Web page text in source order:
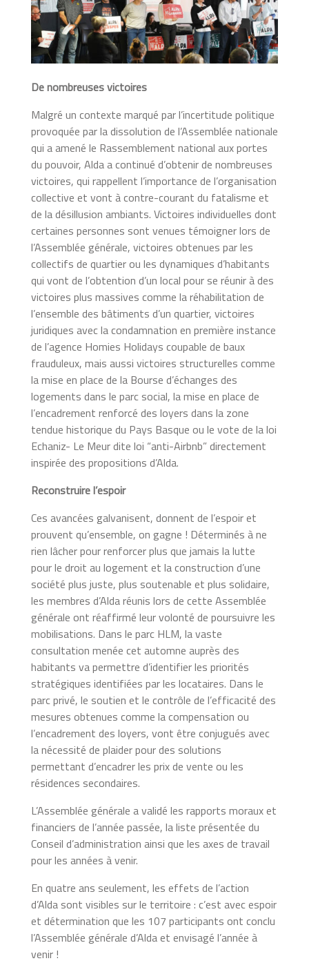
De nombreuses victoires
Malgré un contexte marqué par l’incertitude politique
provoquée par la dissolution de l’Assemblée nationale
qui a amené le Rassemblement national aux portes
du pouvoir, Alda a continué d’obtenir de nombreuses
victoires, qui rappellent l’importance de l’organisation
collective et vont à contre-courant du fatalisme et
de la désillusion ambiants. Victoires individuelles dont
certaines personnes sont venues témoigner lors de
l’Assemblée générale, victoires obtenues par les
collectifs de quartier ou les dynamiques d’habitants
qui vont de l’obtention d’un local pour se réunir à des
victoires plus massives comme la réhabilitation de
l’ensemble des bâtiments d’un quartier, victoires
juridiques avec la condamnation en première instance
de l’agence Homies Holidays coupable de baux
frauduleux, mais aussi victoires structurelles comme
la mise en place de la Bourse d’échanges des
logements dans le parc social, la mise en place de
l’encadrement renforcé des loyers dans la zone
tendue historique du Pays Basque ou le vote de la loi
Echaniz- Le Meur dite loi “anti-Airbnb” directement
inspirée des propositions d’Alda.
Reconstruire l’espoir
Ces avancées galvanisent, donnent de l’espoir et
prouvent qu’ensemble, on gagne ! Déterminés à ne
rien lâcher pour renforcer plus que jamais la lutte
pour le droit au logement et la construction d’une
société plus juste, plus soutenable et plus solidaire,
les membres d’Alda réunis lors de cette Assemblée
générale ont réaffirmé leur volonté de poursuivre les
mobilisations. Dans le parc HLM, la vaste
consultation menée cet automne auprès des
habitants va permettre d’identifier les priorités
stratégiques identifiées par les locataires. Dans le
parc privé, le soutien et le contrôle de l’efficacité des
mesures obtenues comme la compensation ou
l’encadrement des loyers, vont être conjugués avec
la nécessité de plaider pour des solutions
permettant d’encadrer les prix de vente ou les
résidences secondaires.
L’Assemblée générale a validé les rapports moraux et
financiers de l’année passée, la liste présentée du
Conseil d’administration ainsi que les axes de travail
pour les années à venir.
En quatre ans seulement, les effets de l’action
d’Alda sont visibles sur le territoire : c’est avec espoir
et détermination que les 107 participants ont conclu
l’Assemblée générale d’Alda et envisagé l’année à
venir !